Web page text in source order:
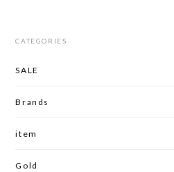
CATEGORIES
SALE
Brands
item
Gold